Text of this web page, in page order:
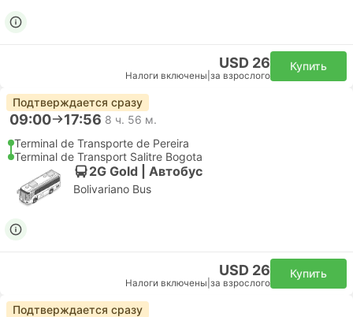
USD 26
Налоги включены за взрослого
Купить
Подтверждается сразу
09:00 17:56 8 ч. 56 м.
Terminal de Transporte de Pereira
Terminal de Transport Salitre Bogota
2G Gold | Автобус
Bolivariano Bus
USD 26
Налоги включены за взрослого
Купить
Подтверждается сразу